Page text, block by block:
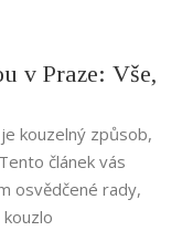
v Praze: Vše,
kouzelný způsob,
článek vás
osvědčené rady,